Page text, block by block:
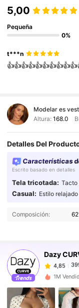
5,00
Pequeña
0%
t***n
Modelar es
Altura: 168.0
Detalles Del
Características
Escrito basado en detalles
Tela tricotada: Tacto
Casual: Estilo
Composición:
Dazy
4,85
4,85
1M